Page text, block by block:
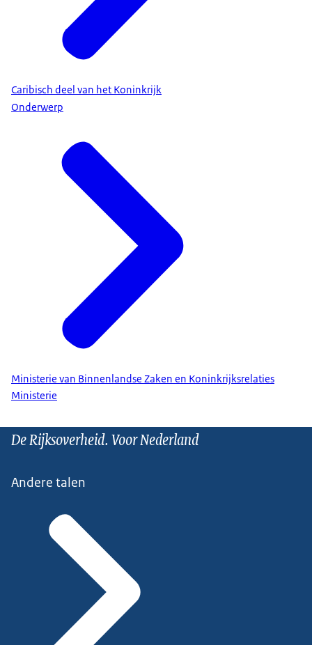
Caribisch deel van het Koninkrijk
Onderwerp
Ministerie van Binnenlandse Zaken en Koninkrijksrelaties
Ministerie
De Rijksoverheid. Voor Nederland
Andere talen